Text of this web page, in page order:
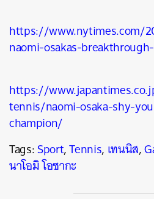
https://www.nytimes.com/
naomi-osakas-
https://
tennis/naomi-osaka-shy-
champion/
Tags:Sport,Tennis, เทนนิส,
นาโอมิ โอซากะ